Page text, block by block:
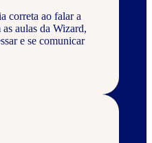
correta ao falar a
aulas da Wizard,
e se comunicar